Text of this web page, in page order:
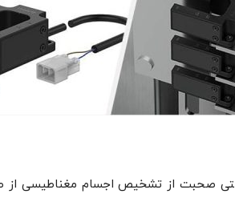
صحبت از تشخیص اجسام مغناطیسی از